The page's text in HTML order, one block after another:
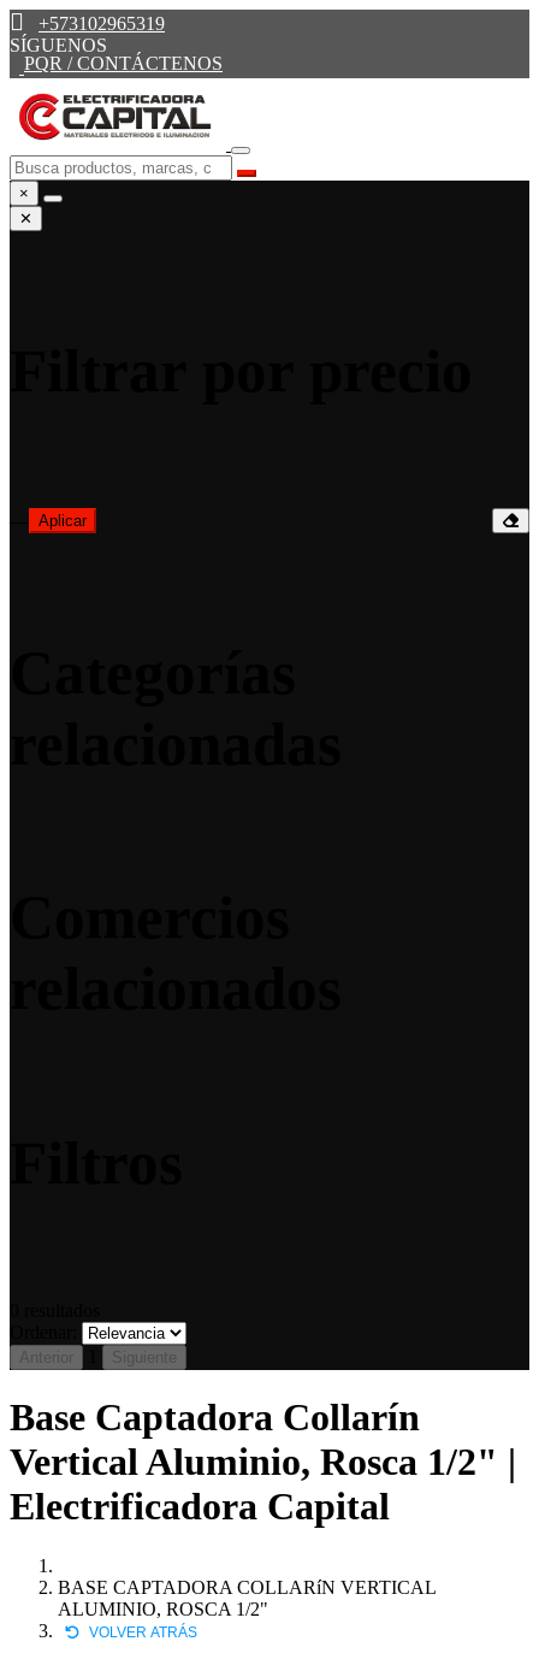
+573102965319
SÍGUENOS
PQR / CONTÁCTENOS
×
✕
Aplicar
Anterior Siguiente
Base Captadora Collarín
Vertical Aluminio, Rosca 1/2" |
Electrificadora Capital
BASE CAPTADORA COLLARíN VERTICAL
ALUMINIO, ROSCA 1/2"
VOLVER ATRÁS